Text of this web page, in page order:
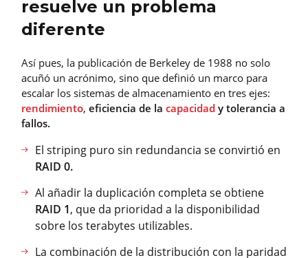
resuelve un problema
diferente
Así pues, la publicación de Berkeley de 1988 no solo
acuñó un acrónimo, sino que definió un marco para
escalar los sistemas de almacenamiento en tres ejes:
rendimiento, eficiencia de la capacidad y tolerancia a
fallos.
El striping puro sin redundancia se convirtió en
RAID 0.
Al añadir la duplicación completa se obtiene
RAID 1, que da prioridad a la disponibilidad
sobre los terabytes utilizables.
La combinación de la distribución con la paridad